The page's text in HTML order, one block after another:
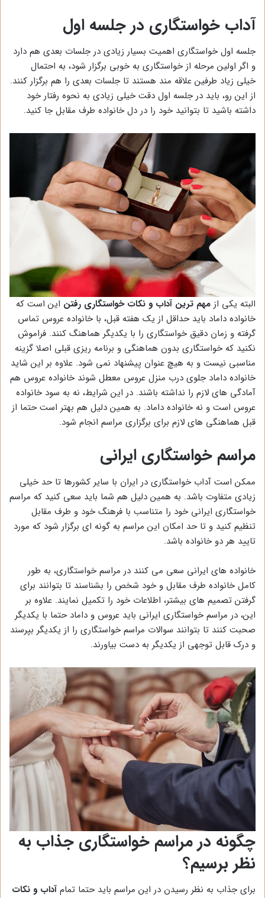
آداب خواستگاری در جلسه اول
جلسه اول خواستگاری اهمیت بسیار زیادی در جلسات بعدی هم دارد
و اگر اولین مرحله از خواستگاری به خوبی برگزار شود، به احتمال
خیلی زیاد طرفین علاقه مند هستند تا جلسات بعدی را هم برگزار کنند.
از این رو، باید در جلسه اول دقت خیلی زیادی به نحوه رفتار خود
داشته باشید تا بتوانید خود را در دل خانواده طرف مقابل جا کنید.
البته یکی از مهم ترین آداب و نکات خواستگاری رفتن این است که
خانواده داماد باید حداقل از یک هفته قبل، با خانواده عروس تماس
گرفته و زمان دقیق خواستگاری را با یکدیگر هماهنگ کنند. فراموش
نکنید که خواستگاری بدون هماهنگی و برنامه ریزی قبلی اصلا گزینه
مناسبی نیست و به هیچ عنوان پیشنهاد نمی شود. علاوه بر این شاید
خانواده داماد جلوی درب منزل عروس معطل شوند خانواده عروس هم
آمادگی های لازم را نداشته باشند. در این شرایط، نه به سود خانواده
عروس است و نه خانواده داماد. به همین دلیل هم بهتر است حتما از
قبل هماهنگی های لازم برای برگزاری مراسم انجام شود.
مراسم خواستگاری ایرانی
ممکن است آداب خواستگاری در ایران با سایر کشورها تا حد خیلی
زیادی متفاوت باشد. به همین دلیل هم شما باید سعی کنید که مراسم
خواستگاری ایرانی خود را متناسب با فرهنگ خود و طرف مقابل
تنظیم کنید و تا حد امکان این مراسم به گونه ای برگزار شود که مورد
تایید هر دو خانواده باشد.
خانواده های ایرانی سعی می کنند در مراسم خواستگاری، به طور
کامل خانواده طرف مقابل و خود شخص را بشناسند تا بتوانند برای
گرفتن تصمیم های بیشتر، اطلاعات خود را تکمیل نمایند. علاوه بر
این، در مراسم خواستگاری ایرانی باید عروس و داماد حتما با یکدیگر
صحبت کنند تا بتوانند سوالات مراسم خواستگاری را از یکدیگر بپرسند
و درک قابل توجهی از یکدیگر به دست بیاورند.
چگونه در مراسم خواستگاری جذاب به
نظر برسیم؟
برای جذاب به نظر رسیدن در این مراسم باید حتما تمام آداب و نکات